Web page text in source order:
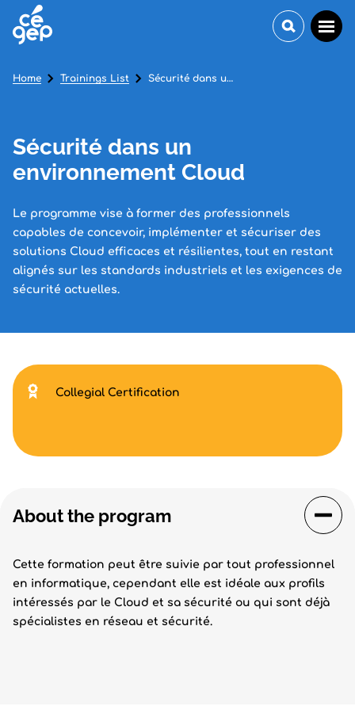
Sécurité dans un
environnement Cloud
Le programme vise à former des professionnels
capables de concevoir, implémenter et sécuriser des
solutions Cloud efficaces et résilientes, tout en restant
alignés sur les standards industriels et les exigences de
sécurité actuelles.
Home Trainings List Sécurité dans un environnement Cloud
About the program
Cette formation peut être suivie par tout professionnel
en informatique, cependant elle est idéale aux profils
intéressés par le Cloud et sa sécurité ou qui sont déjà
spécialistes en réseau et sécurité.
Collegial Certification